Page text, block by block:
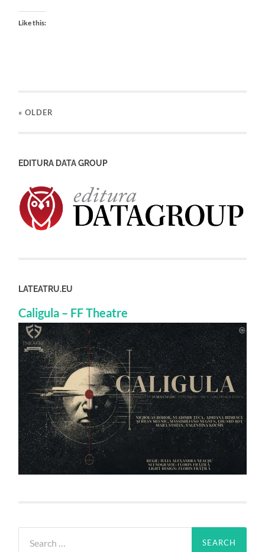
Like this:
« OLDER
EDITURA DATA GROUP
LATEATRU.EU
Caligula – FF Theatre
for: